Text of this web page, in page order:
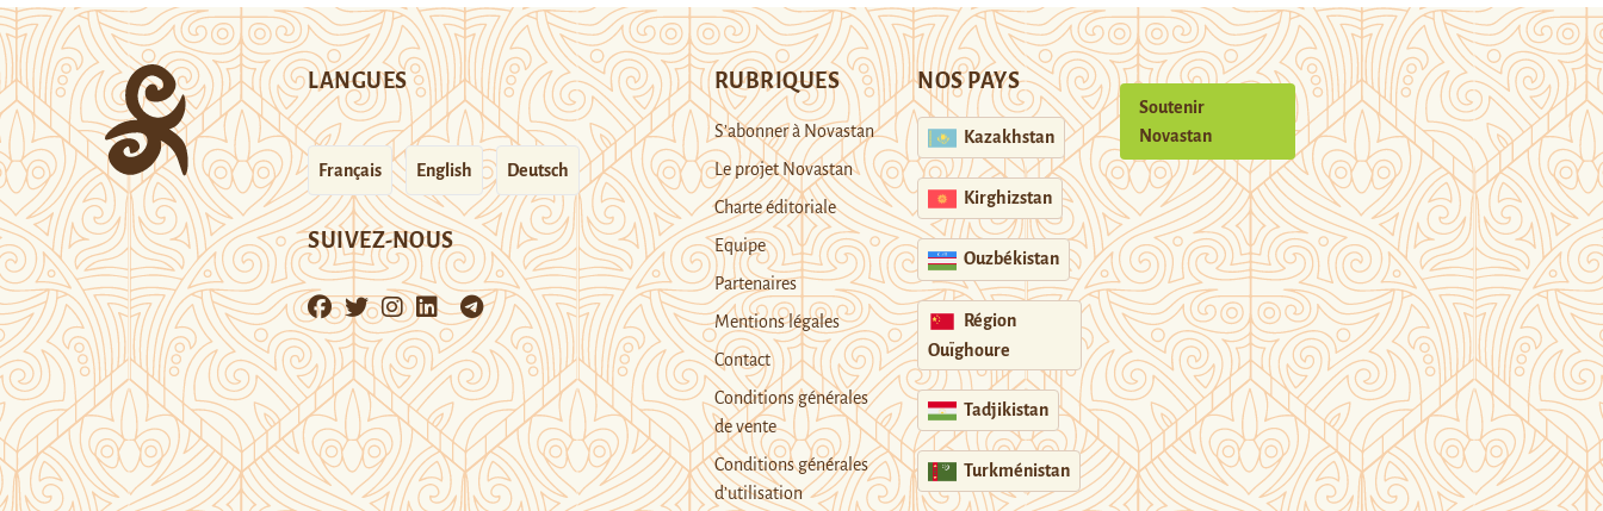
LANGUES
Français English Deutsch
SUIVEZ-NOUS
RUBRIQUES
S’abonner à Novastan
Le projet Novastan
Charte éditoriale
Equipe
Partenaires
Mentions légales
Contact
Conditions générales
de vente
Conditions générales
d’utilisation
NOS PAYS
Kazakhstan
Kirghizstan
Ouzbékistan
Région
Ouïghoure
Tadjikistan
Turkménistan
Soutenir
Novastan